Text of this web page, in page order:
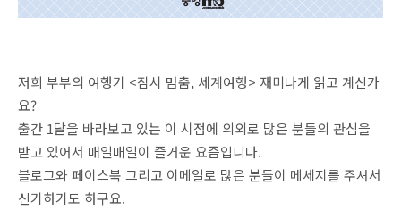
저희 부부의 여행기 <잠시 멈춤, 세계여행> 재미나게 읽고 계신가
요?
출간 1달을 바라보고 있는 이 시점에 의외로 많은 분들의 관심을
받고 있어서 매일매일이 즐거운 요즘입니다.
블로그와 페이스북 그리고 이메일로 많은 분들이 메세지를 주셔서
신기하기도 하구요.